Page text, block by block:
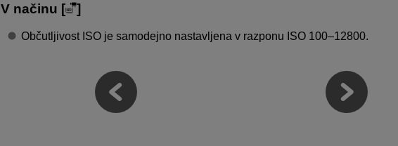
V načinu [ ]
Občutljivost ISO je samodejno nastavljena v razponu ISO 100–12800.